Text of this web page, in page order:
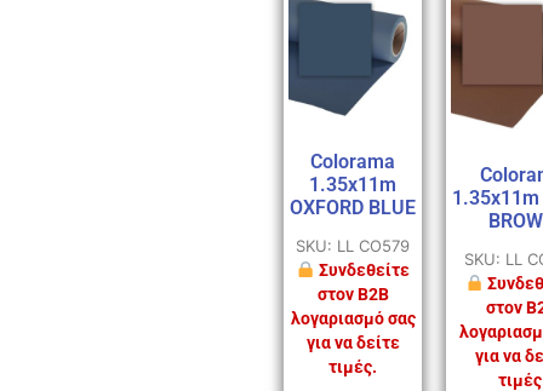
Colorama
1.35x11m
OXFORD BLUE
SKU: LL CO579
Συνδεθείτε
στον B2B
λογαριασμό σας
για να δείτε
τιμές.
1.35x11m
SKU: LL
στον
για να